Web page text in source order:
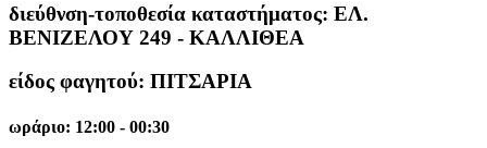
διεύθνση-τοποθεσία καταστήματος: ΕΛ.
ΒΕΝΙΖΕΛΟΥ 249 - ΚΑΛΛΙΘΕΑ
είδος φαγητού: ΠΙΤΣΑΡΙΑ
ωράριο: 12:00 - 00:30